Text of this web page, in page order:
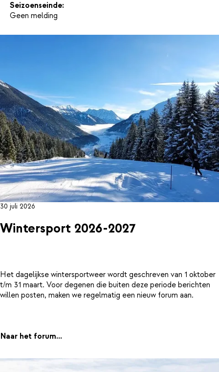
Seizoenseinde:
Geen melding
30 juli 2026
Wintersport 2026-2027
Het dagelijkse wintersportweer wordt geschreven van 1 oktober
t/m 31 maart. Voor degenen die buiten deze periode berichten
willen posten, maken we regelmatig een nieuw forum aan.
Naar het forum...